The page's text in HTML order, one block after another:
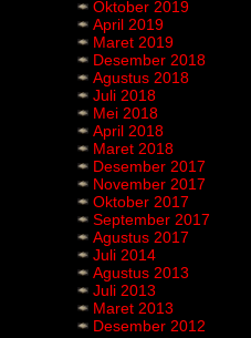
Oktober 2019
April 2019
Maret 2019
Desember 2018
Agustus 2018
Juli 2018
Mei 2018
April 2018
Maret 2018
Desember 2017
November 2017
Oktober 2017
September 2017
Agustus 2017
Juli 2014
Agustus 2013
Juli 2013
Maret 2013
Desember 2012